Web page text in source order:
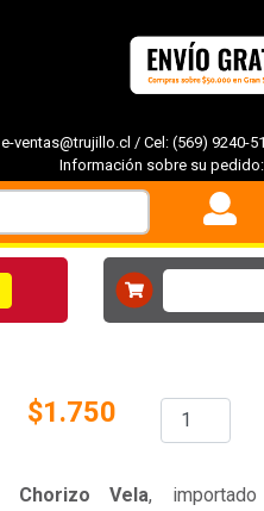
e-ventas@trujillo.cl / Cel: (569) 9240-
Información sobre su pedido:
$1.750
Chorizo Vela,